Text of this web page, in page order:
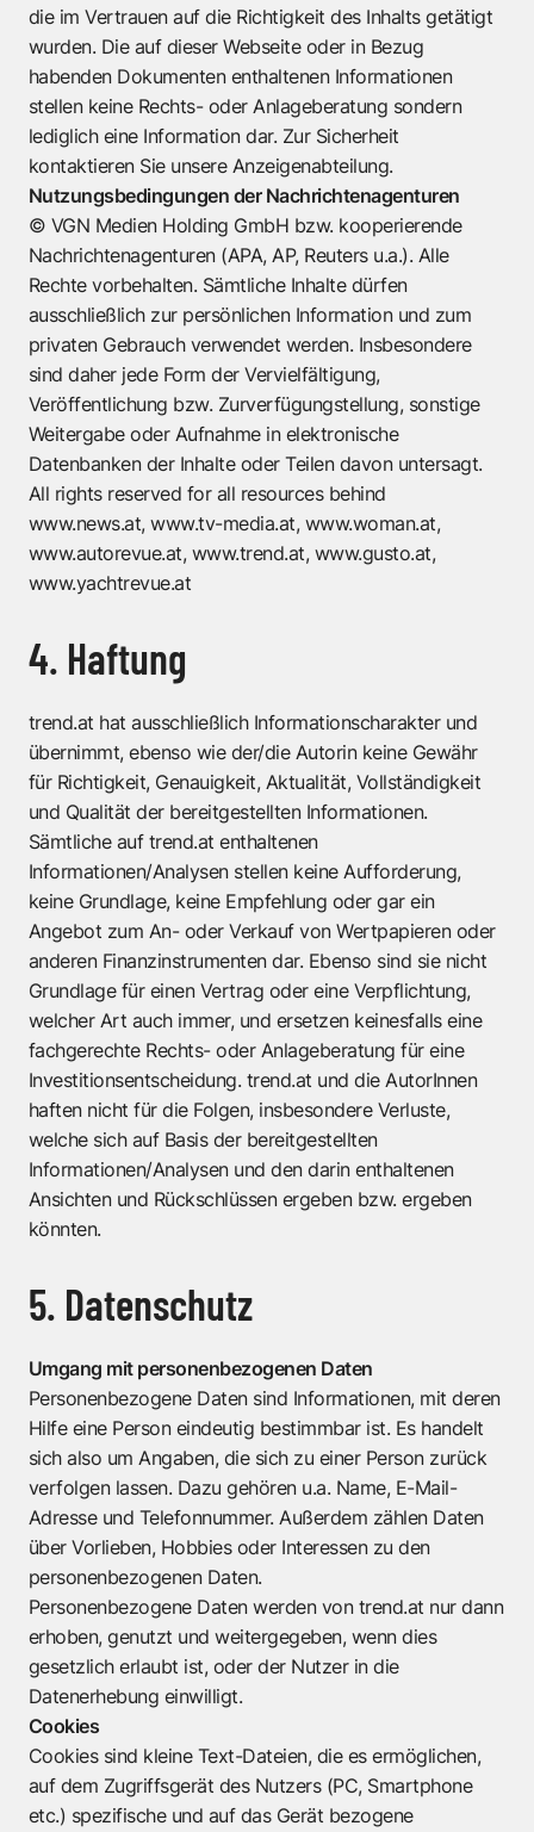
die im Vertrauen auf die Richtigkeit des Inhalts getätigt
wurden. Die auf dieser Webseite oder in Bezug
habenden Dokumenten enthaltenen Informationen
stellen keine Rechts- oder Anlageberatung sondern
lediglich eine Information dar. Zur Sicherheit
kontaktieren Sie unsere Anzeigenabteilung.
Nutzungsbedingungen der Nachrichtenagenturen
© VGN Medien Holding GmbH bzw. kooperierende
Nachrichtenagenturen (APA, AP, Reuters u.a.). Alle
Rechte vorbehalten. Sämtliche Inhalte dürfen
ausschließlich zur persönlichen Information und zum
privaten Gebrauch verwendet werden. Insbesondere
sind daher jede Form der Vervielfältigung,
Veröffentlichung bzw. Zurverfügungstellung, sonstige
Weitergabe oder Aufnahme in elektronische
Datenbanken der Inhalte oder Teilen davon untersagt.
All rights reserved for all resources behind
www.news.at, www.tv-media.at, www.woman.at,
www.autorevue.at, www.trend.at, www.gusto.at,
www.yachtrevue.at
4. Haftung
trend.at hat ausschließlich Informationscharakter und
übernimmt, ebenso wie der/die Autorin keine Gewähr
für Richtigkeit, Genauigkeit, Aktualität, Vollständigkeit
und Qualität der bereitgestellten Informationen.
Sämtliche auf trend.at enthaltenen
Informationen/Analysen stellen keine Aufforderung,
keine Grundlage, keine Empfehlung oder gar ein
Angebot zum An- oder Verkauf von Wertpapieren oder
anderen Finanzinstrumenten dar. Ebenso sind sie nicht
Grundlage für einen Vertrag oder eine Verpflichtung,
welcher Art auch immer, und ersetzen keinesfalls eine
fachgerechte Rechts- oder Anlageberatung für eine
Investitionsentscheidung. trend.at und die AutorInnen
haften nicht für die Folgen, insbesondere Verluste,
welche sich auf Basis der bereitgestellten
Informationen/Analysen und den darin enthaltenen
Ansichten und Rückschlüssen ergeben bzw. ergeben
könnten.
5. Datenschutz
Umgang mit personenbezogenen Daten
Personenbezogene Daten sind Informationen, mit deren
Hilfe eine Person eindeutig bestimmbar ist. Es handelt
sich also um Angaben, die sich zu einer Person zurück
verfolgen lassen. Dazu gehören u.a. Name, E-Mail-
Adresse und Telefonnummer. Außerdem zählen Daten
über Vorlieben, Hobbies oder Interessen zu den
personenbezogenen Daten.
Personenbezogene Daten werden von trend.at nur dann
erhoben, genutzt und weitergegeben, wenn dies
gesetzlich erlaubt ist, oder der Nutzer in die
Datenerhebung einwilligt.
Cookies
Cookies sind kleine Text-Dateien, die es ermöglichen,
auf dem Zugriffsgerät des Nutzers (PC, Smartphone
etc.) spezifische und auf das Gerät bezogene